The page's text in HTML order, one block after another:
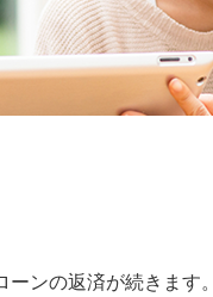
ンの返済が続きます